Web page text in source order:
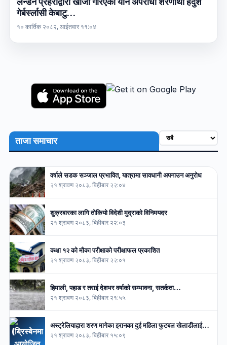
गेर्बर्स्लासी केबाटु…
१० कार्तिक २०८२, आईतवार ११:०४
ताजा समाचार
वर्षाले सडक सञ्जाल प्रभावित, यात्रामा सावधानी अपनाउन अनुरोध
२१ श्रावण २०८३, बिहीबार २२:०४
शुक्रबारका लागि तोकियो विदेशी मुद्राको विनिमयदर
२१ श्रावण २०८३, बिहीबार २२:०३
कक्षा १२ को मौका परीक्षाको परीक्षाफल प्रकाशित
२१ श्रावण २०८३, बिहीबार २२:०१
हिमाली, पहाड र तराई देशभर वर्षाको सम्भावना, सतर्कता…
२१ श्रावण २०८३, बिहीबार २१:५५
अस्ट्रेलियाद्वारा शरण मागेका इरानका दुई महिला फुटबल खेलाडीलाई…
२१ श्रावण २०८३, बिहीबार १५:०९